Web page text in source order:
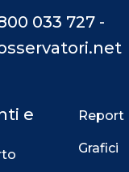
033 727 -
e
Report
Grafici